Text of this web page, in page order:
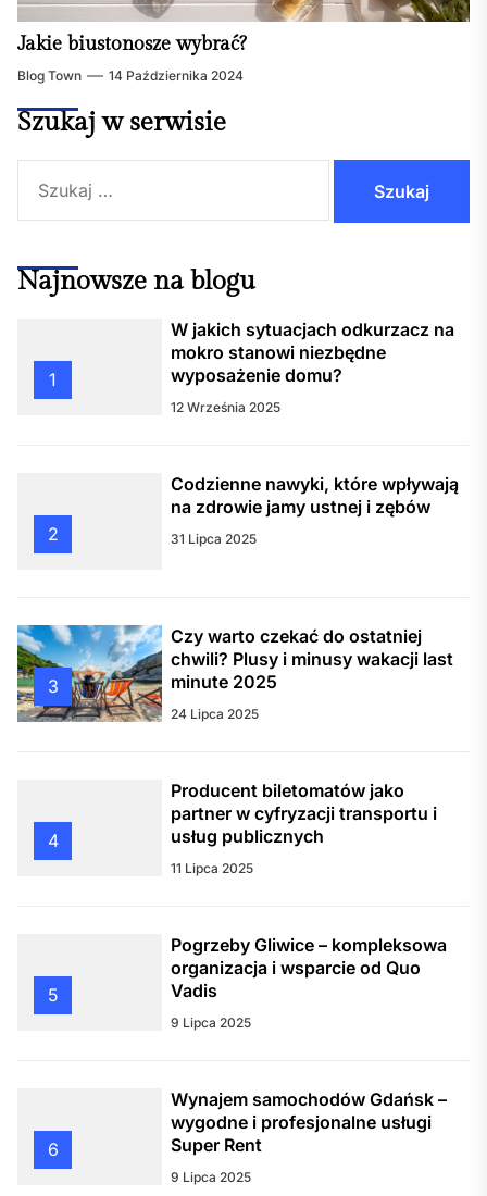
Jakie biustonosze wybrać?
Blog Town 14 Października 2024
Szukaj w serwisie
Najnowsze na blogu
1
W jakich sytuacjach odkurzacz na
mokro stanowi niezbędne
wyposażenie domu?
12 Września 2025
2
Codzienne nawyki, które wpływają
na zdrowie jamy ustnej i zębów
31 Lipca 2025
3
Czy warto czekać do ostatniej
chwili? Plusy i minusy wakacji last
minute 2025
24 Lipca 2025
4
Producent biletomatów jako
partner w cyfryzacji transportu i
usług publicznych
11 Lipca 2025
5
Pogrzeby Gliwice – kompleksowa
organizacja i wsparcie od Quo
Vadis
9 Lipca 2025
6
Wynajem samochodów Gdańsk –
wygodne i profesjonalne usługi
Super Rent
9 Lipca 2025